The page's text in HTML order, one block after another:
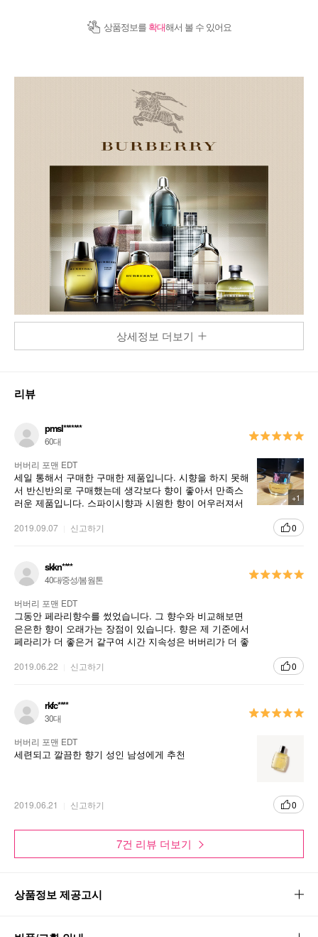
상품정보를 확대해서 볼 수 있어요
상세정보 더보기
리뷰
pmsl*******
60대
+1
버버리 포맨 EDT
세일 통해서 구매한 구매한 제품입니다. 시향을 하지 못해
서 반신반의로 구매했는데 생각보다 향이 좋아서 만족스
러운 제품입니다. 스파이시향과 시원한 향이 어우러져서
니다.
2019.09.07 신고하기 0
skkn****
40대/중성/봄 웜톤
버버리 포맨 EDT
그동안 페라리향수를 썼었습니다. 그 향수와 비교해보면
은은한 향이 오래가는 장점이 있습니다. 향은 제 기준에서
페라리가 더 좋은거 같구여 시간 지속성은 버버리가 더 좋
강추합니다.
2019.06.22 신고하기 0
rkfc****
30대
버버리 포맨 EDT
세련되고 깔끔한 향기 성인 남성에게 추천
2019.06.21 신고하기 0
7건 리뷰 더보기
상품정보 제공고시